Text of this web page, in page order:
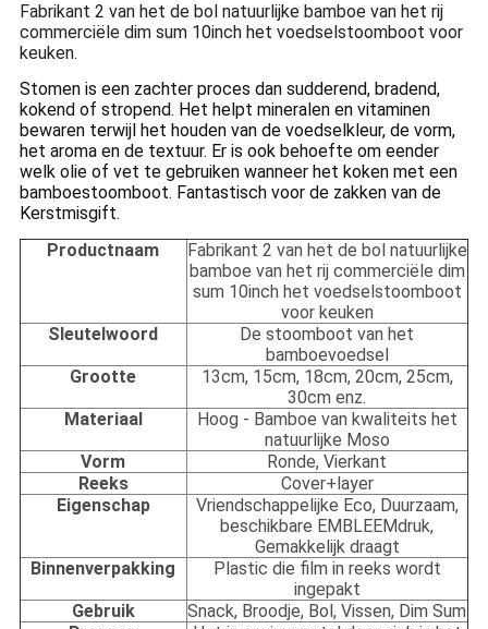
Fabrikant 2 van het de bol natuurlijke bamboe van het rij
commerciële dim sum 10inch het voedselstoomboot voor
keuken.
Stomen is een zachter proces dan sudderend, bradend,
kokend of stropend. Het helpt mineralen en vitaminen
bewaren terwijl het houden van de voedselkleur, de vorm,
het aroma en de textuur. Er is ook behoefte om eender
welk olie of vet te gebruiken wanneer het koken met een
bamboestoomboot. Fantastisch voor de zakken van de
Kerstmisgift.
Productnaam
Fabrikant 2 van het de bol natuurlijke
bamboe van het rij commerciële dim
sum 10inch het voedselstoomboot
voor keuken
Sleutelwoord
De stoomboot van het
bamboevoedsel
Grootte
13cm, 15cm, 18cm, 20cm, 25cm,
30cm enz.
Materiaal
Hoog - Bamboe van kwaliteits het
natuurlijke Moso
Vorm
Ronde, Vierkant
Reeks
Cover+layer
Eigenschap
Vriendschappelijke Eco, Duurzaam,
beschikbare EMBLEEMdruk,
Gemakkelijk draagt
Binnenverpakking
Plastic die film in reeks wordt
ingepakt
Gebruik
Snack, Broodje, Bol, Vissen, Dim Sum